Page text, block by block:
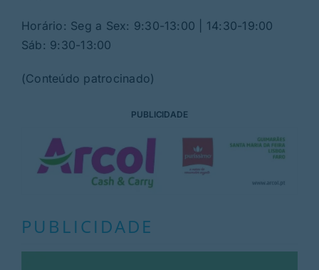
Horário: Seg a Sex: 9:30-13:00 | 14:30-19:00
Sáb: 9:30-13:00
(Conteúdo patrocinado)
PUBLICIDADE
PUBLICIDADE